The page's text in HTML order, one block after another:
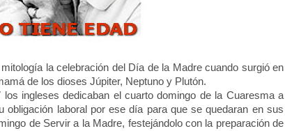
la celebración del Día de la Madrecuando surgió en
de los dioses Júpiter, Neptuno y Plutón.
ingleses dedicaban el cuarto domingo de la Cuaresmaa
laboral por ese día para que se quedaran en sus
de Servir a la Madre, festejándolo con la preparación de